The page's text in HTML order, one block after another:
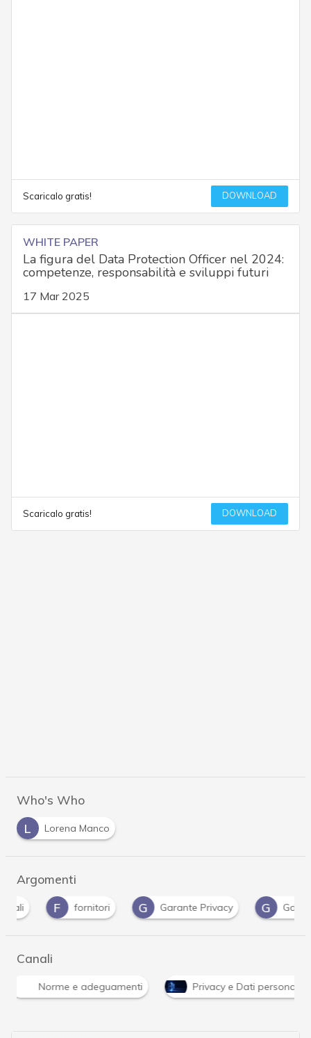
Scaricalo gratis! DOWNLOAD
WHITE PAPER
La figura del Data Protection Officer nel 2024:
competenze, responsabilità e sviluppi futuri
17 Mar 2025
Scaricalo gratis! DOWNLOAD
Who's Who
L
Lorena Manco
Argomenti
fornitori G Garante Privacy G Gdpr
Canali
Norme e adeguamenti Privacy e Dati personali